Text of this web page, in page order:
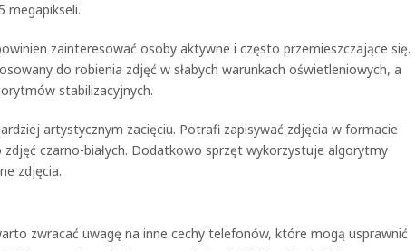
megapikseli.
zainteresować osoby aktywne i często przemieszczające się.
do robienia zdjęć w słabych warunkach oświetleniowych, a
stabilizacyjnych.
artystycznym zacięciu. Potrafi zapisywać zdjęcia w formacie
czarno-białych. Dodatkowo sprzęt wykorzystuje algorytmy
zdjęcia.
zwracać uwagę na inne cechy telefonów, które mogą usprawnić